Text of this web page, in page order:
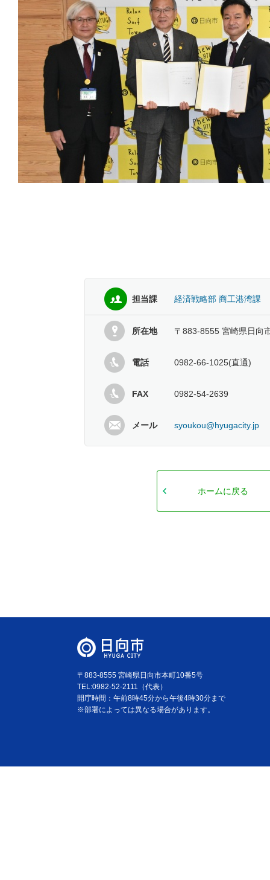
担当課 経済戦略部 商工港湾課
所在地 〒883-8555 宮崎県日向
電話 0982-66-1025(直通)
FAX 0982-54-2639
メール syoukou@hyugacity.jp
ホームに戻る
〒883-8555 宮崎県日向市本町10番5号
TEL:0982-52-2111（代表）
開庁時間：午前8時45分から午後4時30分まで
※部署によっては異なる場合があります。